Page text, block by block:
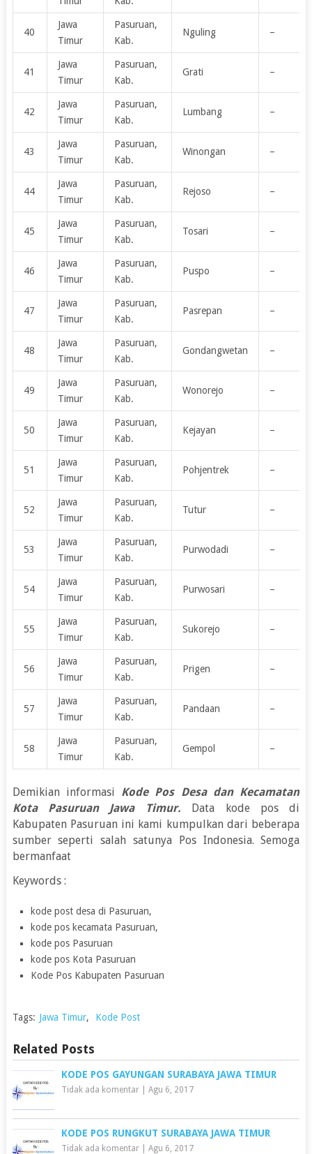
40
Jawa
Timur
Pasuruan,
Kab.
Nguling –
41
Jawa
Timur
Pasuruan,
Kab.
Grati –
42
Jawa
Timur
Pasuruan,
Kab.
Lumbang –
43
Jawa
Timur
Pasuruan,
Kab.
Winongan –
44
Jawa
Timur
Pasuruan,
Kab.
Rejoso –
45
Jawa
Timur
Pasuruan,
Kab.
Tosari –
46
Jawa
Timur
Pasuruan,
Kab.
Puspo –
47
Jawa
Timur
Pasuruan,
Kab.
Pasrepan –
48
Jawa
Timur
Pasuruan,
Kab.
Gondangwetan –
49
Jawa
Timur
Pasuruan,
Kab.
Wonorejo –
50
Jawa
Timur
Pasuruan,
Kab.
Kejayan –
51
Jawa
Timur
Pasuruan,
Kab.
Pohjentrek –
52
Jawa
Timur
Pasuruan,
Kab.
Tutur –
53
Jawa
Timur
Pasuruan,
Kab.
Purwodadi –
54
Jawa
Timur
Pasuruan,
Kab.
Purwosari –
55
Jawa
Timur
Pasuruan,
Kab.
Sukorejo –
56
Jawa
Timur
Pasuruan,
Kab.
Prigen –
57
Jawa
Timur
Pasuruan,
Kab.
Pandaan –
58
Jawa
Timur
Pasuruan,
Kab.
Gempol –
Demikian informasi Kode Pos Desa dan Kecamatan
Kota Pasuruan Jawa Timur. Data kode pos di
Kabupaten Pasuruan ini kami kumpulkan dari beberapa
sumber seperti salah satunya Pos Indonesia. Semoga
bermanfaat
Keywords :
kode post desa di Pasuruan,
kode pos kecamata Pasuruan,
kode pos Pasuruan
kode pos Kota Pasuruan
Kode Pos Kabupaten Pasuruan
Tags: Jawa Timur, Kode Post
Related Posts
KODE POS GAYUNGAN SURABAYA JAWA TIMUR
Tidak ada komentar| Agu 6, 2017
KODE POS RUNGKUT SURABAYA JAWA TIMUR
Tidak ada komentar| Agu 6, 2017